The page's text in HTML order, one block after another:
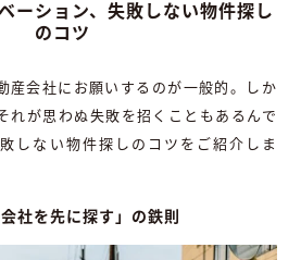
ーション、失敗しない物件探し
のコツ
産会社にお願いするのが一般的。しか
れが思わぬ失敗を招くこともあるんで
しない物件探しのコツをご紹介しま
会社を先に探す」の鉄則